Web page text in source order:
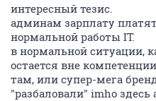
интересный тезис.
админам зарплату
нормальной работы IT.
в нормальной ситуации,
остается вне
там, или супер-мега
"разбаловали" imho